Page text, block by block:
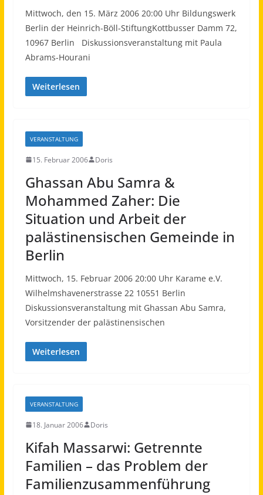
Mittwoch, den 15. März 2006 20:00 Uhr Bildungswerk
Berlin der Heinrich-Böll-StiftungKottbusser Damm 72,
10967 Berlin Diskussionsveranstaltung mit Paula
Abrams-Hourani
Weiterlesen
VERANSTALTUNG
15. Februar 2006 Doris
Ghassan Abu Samra &
Mohammed Zaher: Die
Situation und Arbeit der
palästinensischen Gemeinde in
Berlin
Mittwoch, 15. Februar 2006 20:00 Uhr Karame e.V.
Wilhelmshavenerstrasse 22 10551 Berlin
Diskussionsveranstaltung mit Ghassan Abu Samra,
Vorsitzender der palästinensischen
Weiterlesen
VERANSTALTUNG
18. Januar 2006 Doris
Kifah Massarwi: Getrennte
Familien – das Problem der
Familienzusammenführung